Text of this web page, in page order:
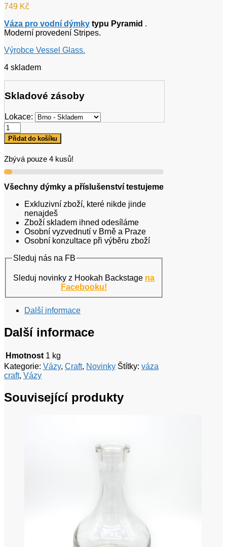
749 Kč
Váza pro vodní dýmky typu Pyramid .
Moderní provedení Stripes.
Výrobce Vessel Glass.
4 skladem
Skladové zásoby
Lokace:
VG
Pyramid
Yellow
Crumble
množství
Přidat do košíku
Zbývá pouze 4 kusů!
Všechny dýmky a příslušenství testujeme
Exkluzivní zboží, které nikde jinde
nenajdeš
Zboží skladem ihned odesíláme
Osobní vyzvednutí v Brně a Praze
Osobní konzultace při výběru zboží
Sleduj nás na FB
Sleduj novinky z Hookah Backstage na
Facebooku!
Další informace
Další informace
Hmotnost 1 kg
Kategorie: Vázy, Craft, Novinky Štítky: váza
craft, Vázy
Související produkty